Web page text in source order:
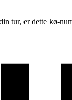
tur, er dette kø-